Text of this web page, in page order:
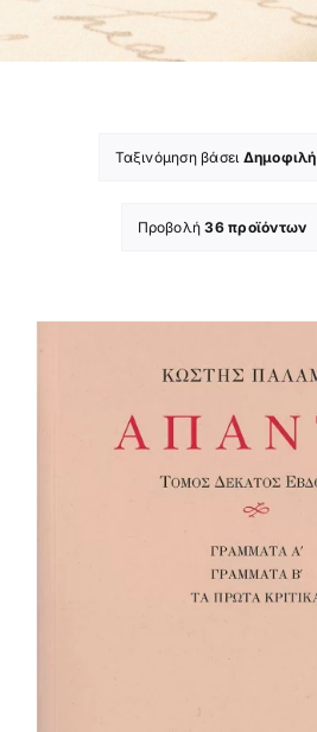
Ταξινόμηση βάσει Δημοφιλή
Προβολή36 προϊόντων